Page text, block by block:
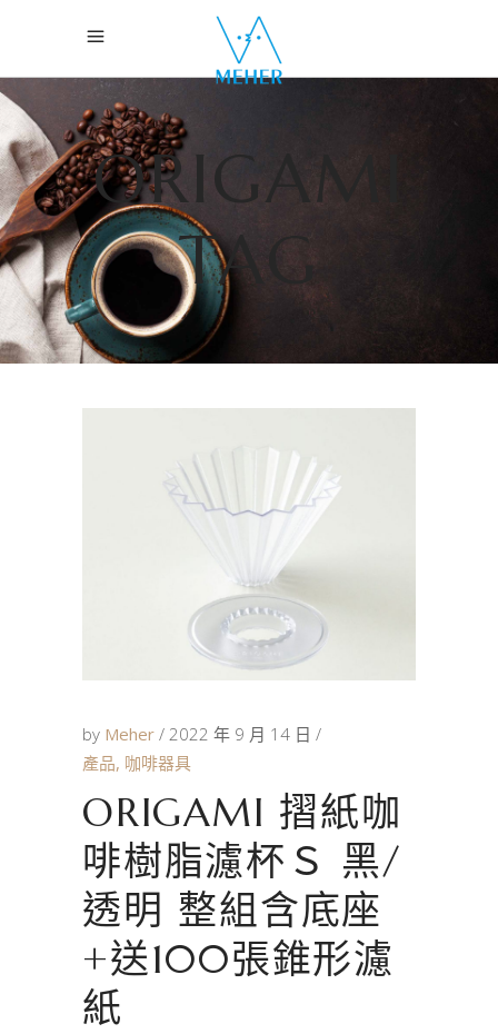
ORIGAMI
TAG
by Meher
2022 年 9 月 14 日
產品, 咖啡器具
ORIGAMI 摺紙咖
啡樹脂濾杯Ｓ 黑/
透明 整組含底座
+送100張錐形濾
紙